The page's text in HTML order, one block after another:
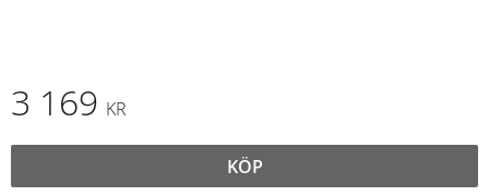
3 169 KR
KÖP